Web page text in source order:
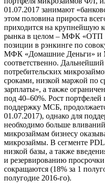
01.07.2017 занимают
этом половина прироста
приходится на крупнейшую
рынка в целом – МФК «ОТП
позиции в рэнкинге по
МФК «Домашние Деньги»
соответственно.
потребительских
сроками, низкой маржой по
зарплаты», а также
под 40–60%. Рост
поддержку МСБ,
01.07.2017), однако для
необходимо больше
микрозаймам бизнесу
микрозаймы. В сегменте PDL
низкой базы, а также
и резервированию
сокращаются (18% за 1
полугодие 2016-го).